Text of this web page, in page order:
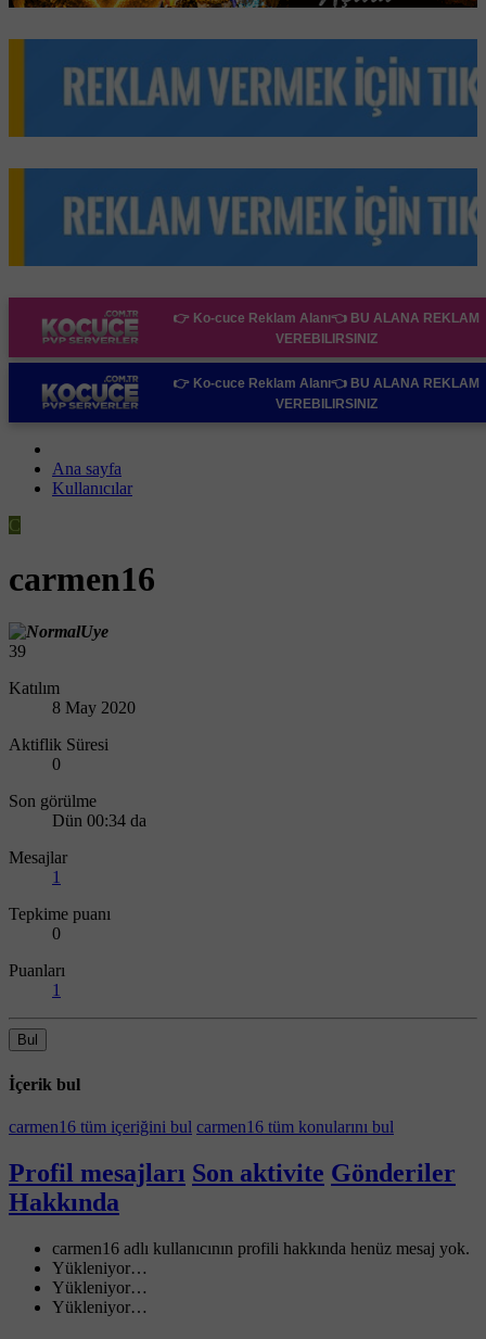
👉 Ko-cuce Reklam Alanı👈 BU ALANA REKLAM
VEREBILIRSINIZ
👉 Ko-cuce Reklam Alanı👈 BU ALANA REKLAM
VEREBILIRSINIZ
Ana sayfa
Kullanıcılar
C
carmen16
39
Katılım
8 May 2020
Aktiflik Süresi
0
Son görülme
Dün 00:34 da
Mesajlar
1
Tepkime puanı
0
Puanları
1
Bul
İçerik bul
carmen16 tüm içeriğini bul carmen16 tüm konularını bul
Profil mesajları Son aktivite Gönderiler
Hakkında
carmen16 adlı kullanıcının profili hakkında henüz mesaj yok.
Yükleniyor…
Yükleniyor…
Yükleniyor…